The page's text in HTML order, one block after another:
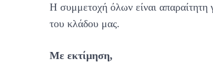
Η συμμετοχή όλων είναι απαραίτητη
του κλάδου μας.
Με εκτίμηση,